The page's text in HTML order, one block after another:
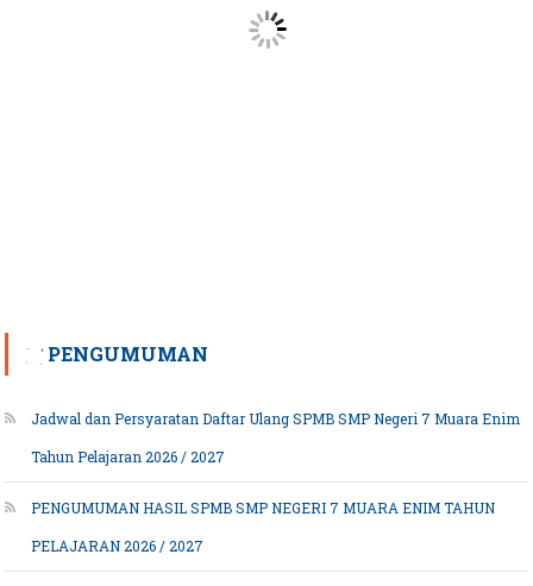
PENGUMUMAN
Jadwal dan Persyaratan Daftar Ulang SPMB SMP Negeri 7 Muara Enim
Tahun Pelajaran 2026 / 2027
PENGUMUMAN HASIL SPMB SMP NEGERI 7 MUARA ENIM TAHUN
PELAJARAN 2026 / 2027